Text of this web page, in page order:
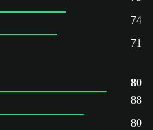
74
71
80
88
80